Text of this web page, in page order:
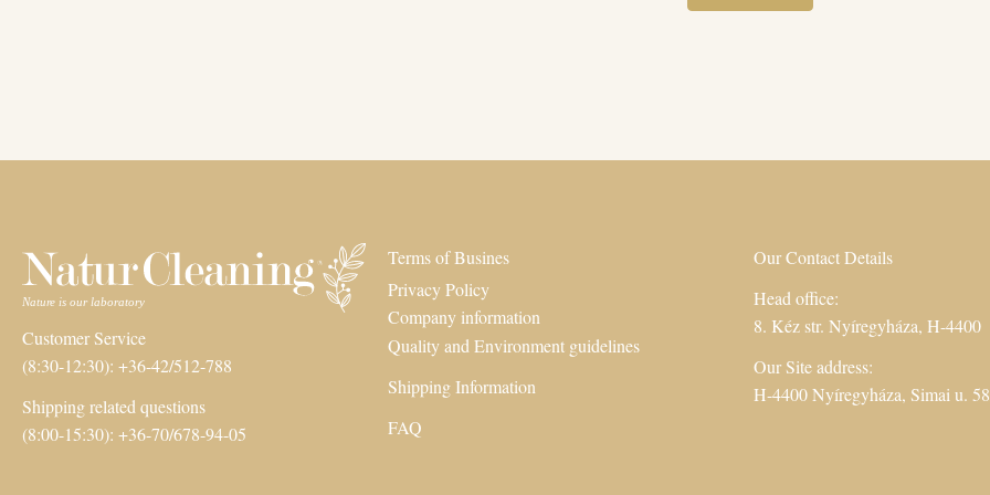
Customer Service
(8:30-12:30): +36-42/512-788
Shipping related questions
(8:00-15:30): +36-70/678-94-05
Terms of Busines
Privacy Policy
Company information
Quality and Environment guidelines
Shipping Information
FAQ
Our Contact Details
Head office:
8. Kéz str. Nyíregyháza, H-4400
Our Site address:
H-4400 Nyíregyháza, Simai u.